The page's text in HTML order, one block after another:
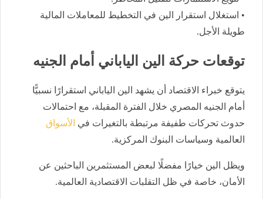
• استغلال استقرار الين في التخطيط للمعاملات المالية
طويلة الأجل.
توقعات حركة الين الياباني أمام الجنيه
يتوقع خبراء الاقتصاد أن يشهد الين الياباني استقرارًا نسبيًّا
أمام الجنيه المصري خلال الفترة المقبلة، مع احتمالات
حدوث تحركات طفيفة مرتبطة بالتغيرات في الأسواق
العالمية وسياسات البنوك المركزية.
ويظل الين خيارًا مفضلًا لبعض المستثمرين الباحثين عن
الأمان، خاصة في ظل التقلبات الاقتصادية العالمية.